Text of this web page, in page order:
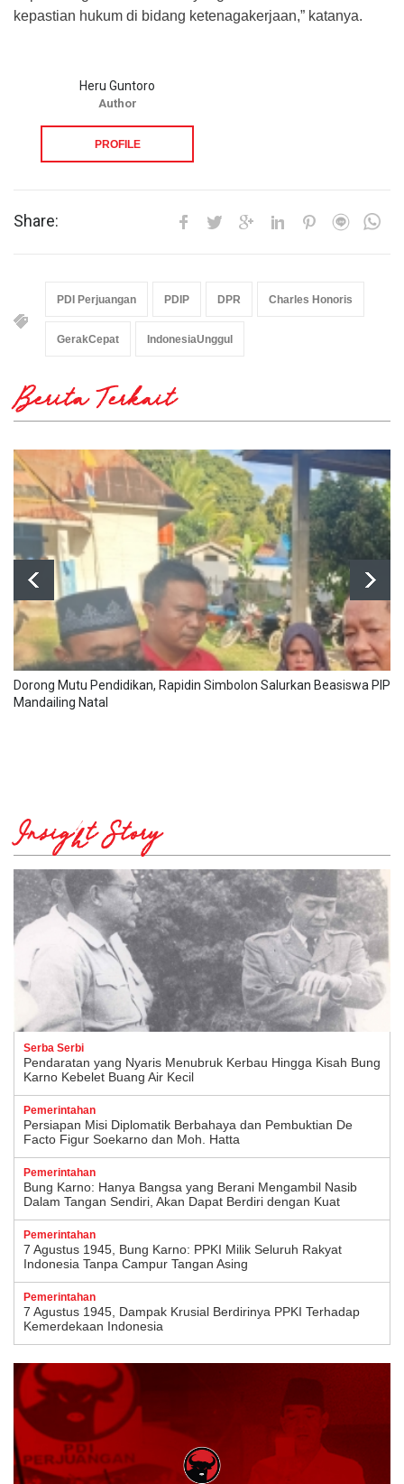
kepastian hukum di bidang ketenagakerjaan,” katanya.
Heru Guntoro
Author
PROFILE
Share:
PDI Perjuangan PDIP DPR Charles Honoris
GerakCepat IndonesiaUnggul
Berita Terkait
Dorong Mutu Pendidikan, Rapidin Simbolon Salurkan Beasiswa PIP
Mandailing Natal
Insight Story
Serba Serbi
Pendaratan yang Nyaris Menubruk Kerbau Hingga Kisah Bung
Karno Kebelet Buang Air Kecil
Pemerintahan
Persiapan Misi Diplomatik Berbahaya dan Pembuktian De
Facto Figur Soekarno dan Moh. Hatta
Pemerintahan
Bung Karno: Hanya Bangsa yang Berani Mengambil Nasib
Dalam Tangan Sendiri, Akan Dapat Berdiri dengan Kuat
Pemerintahan
7 Agustus 1945, Bung Karno: PPKI Milik Seluruh Rakyat
Indonesia Tanpa Campur Tangan Asing
Pemerintahan
7 Agustus 1945, Dampak Krusial Berdirinya PPKI Terhadap
Kemerdekaan Indonesia